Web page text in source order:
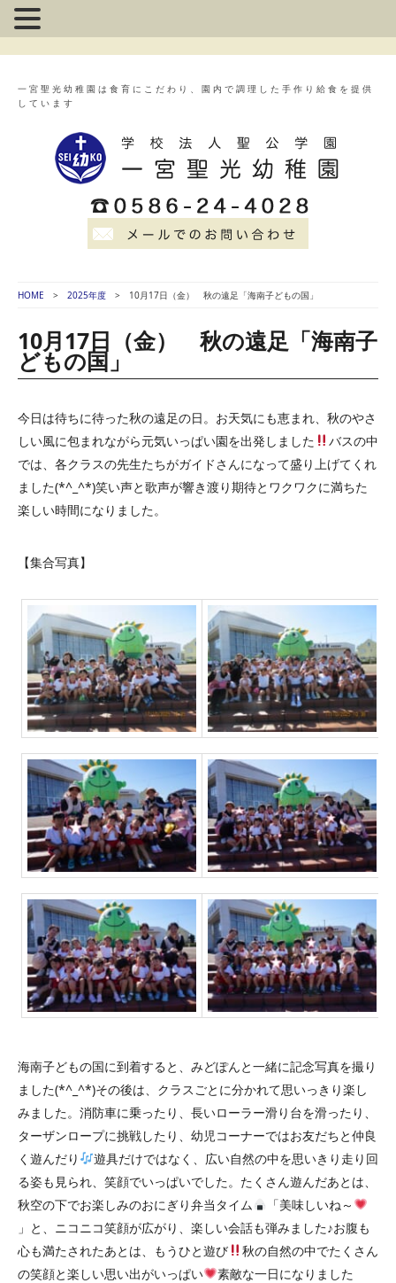
一宮聖光幼稚園は食育にこだわり、園内で調理した手作り給食を提供
しています
HOME 2025年度 10月17日（金） 秋の遠足「海南子どもの国」
10月17日（金） 秋の遠足「海南子
どもの国」
今日は待ちに待った秋の遠足の日。お天気にも恵まれ、秋のやさ
しい風に包まれながら元気いっぱい園を出発しました
バスの中
では、各クラスの先生たちがガイドさんになって盛り上げてくれ
ました(*^_^*)笑い声と歌声が響き渡り期待とワクワクに満ちた
楽しい時間になりました。
【集合写真】
海南子どもの国に到着すると、みどぽんと一緒に記念写真を撮り
ました(*^_^*)その後は、クラスごとに分かれて思いっきり楽し
みました。消防車に乗ったり、長いローラー滑り台を滑ったり、
ターザンロープに挑戦したり、幼児コーナーではお友だちと仲良
く遊んだり
遊具だけではなく、広い自然の中を思いきり走り回
る姿も見られ、笑顔でいっぱいでした。たくさん遊んだあとは、
秋空の下でお楽しみのおにぎり弁当タイム
「美味しいね～
」と、ニコニコ笑顔が広がり、楽しい会話も弾みました♪お腹も
心も満たされたあとは、もうひと遊び
秋の自然の中でたくさん
の笑顔と楽しい思い出がいっぱい
素敵な一日になりました